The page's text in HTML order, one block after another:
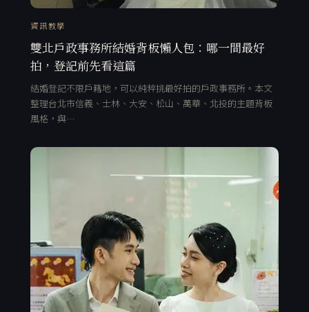
資訊教學
雙北戶政事務所結婚背板懶人包：哪一間最好
拍，登記前先看這篇
結婚登記不限戶籍地，可以純粹挑最好拍的戶政事務所。本文
整理台北市信義、士林、大安、松山、萬華、北投的主題背板
風格，與…